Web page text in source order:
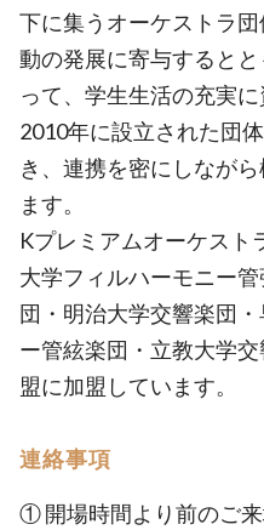
下に集うオーケストラ
動の発展に寄与すると
って、学生生活の充実に
2010年に設立された団
き、連携を密にしなが
ます。
Kプレミアムオーケスト
大学フィルハーモニー
団・明治大学交響楽団
ー管絃楽団・立教大学
盟に加盟しています。
連絡事項
① 開場時間より前のご